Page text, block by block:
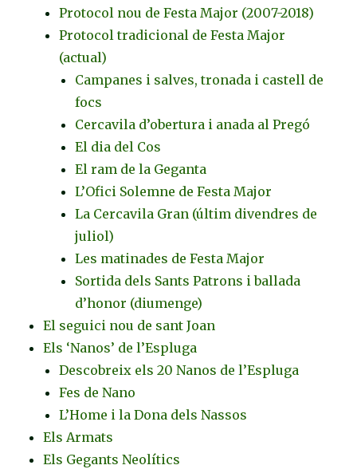
Protocol nou de Festa Major (2007-2018)
Protocol tradicional de Festa Major
(actual)
Campanes i salves, tronada i castell de
focs
Cercavila d’obertura i anada al Pregó
El dia del Cos
El ram de la Geganta
L’Ofici Solemne de Festa Major
La Cercavila Gran (últim divendres de
juliol)
Les matinades de Festa Major
Sortida dels Sants Patrons i ballada
d’honor (diumenge)
El seguici nou de sant Joan
Els ‘Nanos’ de l’Espluga
Descobreix els 20 Nanos de l’Espluga
Fes de Nano
L’Home i la Dona dels Nassos
Els Armats
Els Gegants Neolítics